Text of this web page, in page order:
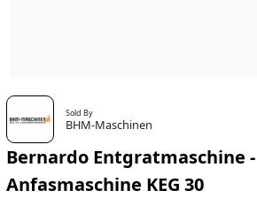
Sold By
BHM-Maschinen
Bernardo Entgratmaschine -
Anfasmaschine KEG 30